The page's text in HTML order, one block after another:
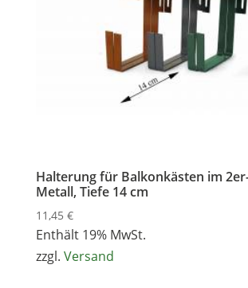
Halterung für Balkonkästen im
Metall, Tiefe 14 cm
11,45 €
Enthält 19% MwSt.
zzgl. Versand